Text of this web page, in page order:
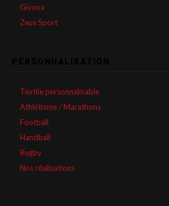
Givova
Zeus Sport
Textile personnalisable
Athlétisme / Marathons
Football
Handball
Rugby
Nos réalisations